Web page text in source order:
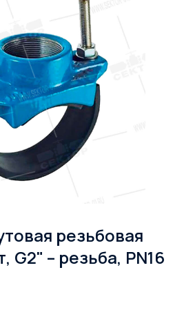
резьбовая
G2" – резьба, PN16